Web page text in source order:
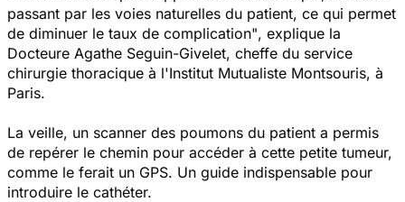
passant par les voies naturelles du patient, ce qui permet
de diminuer le taux de complication", explique la
Docteure Agathe Seguin-Givelet, cheffe du service
chirurgie thoracique à l'Institut Mutualiste Montsouris, à
Paris.
La veille, un scanner des poumons du patient a permis
de repérer le chemin pour accéder à cette petite tumeur,
comme le ferait un GPS. Un guide indispensable pour
introduire le cathéter.